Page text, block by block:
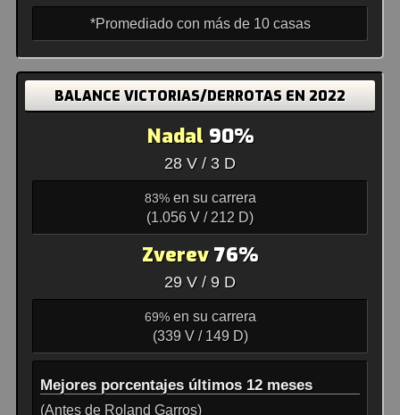
*Promediado con más de 10 casas
BALANCE VICTORIAS/DERROTAS EN 2022
Nadal 90%
28 V / 3 D
83%en su carrera
(1.056 V / 212 D)
Zverev76%
29 V / 9 D
69%en su carrera
(339 V / 149 D)
Mejores porcentajes últimos 12 meses
(Antes de Roland Garros)